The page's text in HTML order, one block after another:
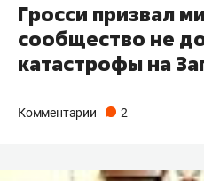
Гросси призвал
сообщество не
катастрофы на
Комментарии 2